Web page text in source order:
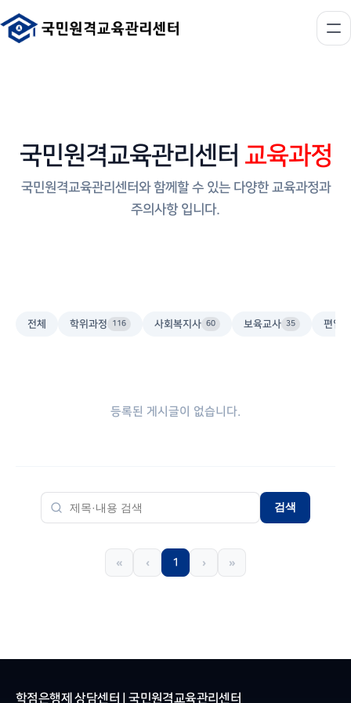
국민원격교육관리센터 교육과정
국민원격교육관리센터와 함께할 수 있는 다양한 교육과정과
주의사항 입니다.
전체 학위과정 116 사회복지사 60 보육교사 35 편입학
등록된 게시글이 없습니다.
검색
« ‹ 1 › »
학점은행제 상담센터 | 국민원격교육관리센터